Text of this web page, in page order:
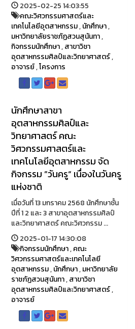
2025-02-25 14:03:55
คณะวิศวกรรมศาสตร์และ
เทคโนโลยีอุตสาหกรรม,นักศึกษา,
มหาวิทยาลัยราชภัฏสวนสุนันทา,
กิจกรรมนักศึกษา,สาขาวิชา
อุตสาหกรรมศิลป์และวิทยาศาสตร์,
อาจารย์,โครงการ
นักศึกษาสาขา
อุตสาหกรรมศิลป์และ
วิทยาศาสตร์ คณะ
วิศวกรรมศาสตร์และ
เทคโนโลยีอุตสาหกรรม จัด
กิจกรรม ”วันครู“ เนื่องในวันครู
แห่งชาติ
เมื่อวันที่ 13 มกราคม 2568 นักศึกษาชั้น
ปีที่ 1 2 และ 3 สาขาอุตสาหกรรมศิลป์
และวิทยาศาสตร์ คณะวิศวกรรม ...
2025-01-17 14:30:08
กิจกรรมนักศึกษา,คณะ
วิศวกรรมศาสตร์และเทคโนโลยี
อุตสาหกรรม,นักศึกษา,มหาวิทยาลัย
ราชภัฏสวนสุนันทา,สาขาวิชา
อุตสาหกรรมศิลป์และวิทยาศาสตร์,
อาจารย์